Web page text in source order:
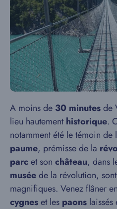
A moins de 30 minutesde
lieu hautementhistorique.
notamment été le témoin de
paume, prémisse de la
parc et son château, dans
muséede la révolution,
magnifiques. Venez flâner
cygneset les paons